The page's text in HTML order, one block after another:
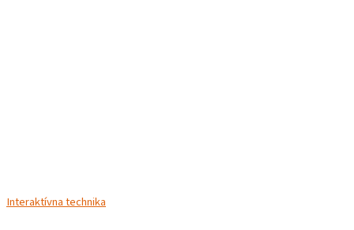
Interaktívna technika